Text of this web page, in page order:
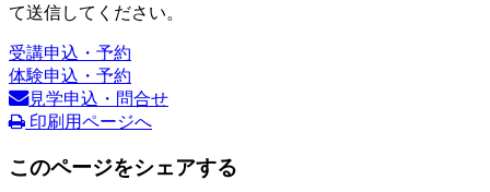
て送信してください。
受講申込・予約
体験申込・予約
見学申込・問合せ
印刷用ページへ
このページをシェアする